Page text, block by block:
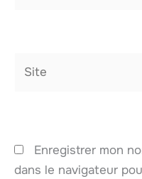
Enregistrer mon
dans le navigateur